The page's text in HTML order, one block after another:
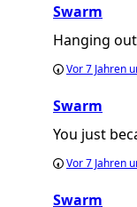
Swarm
Hanging
Vor7 Jahren
Swarm
You just
Vor7 Jahren
Swarm